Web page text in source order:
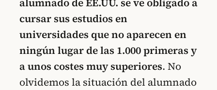
cursar sus estudios en
universidades que no aparecen en
ningún lugar de las 1.000 primeras y
a unos costes muy superiores. No
olvidemos la situación del alumnado